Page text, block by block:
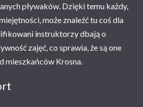
pływaków. Dzięki temu każdy,
może znaleźć tu coś dla
instruktorzy dbają o
zajęć, co sprawia, że są one
mieszkańców Krosna.